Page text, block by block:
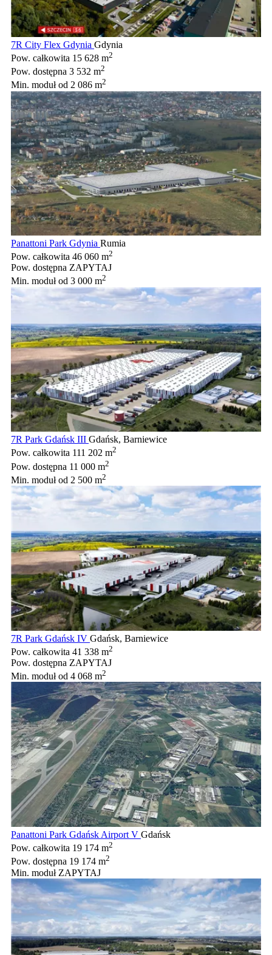
7R City Flex Gdynia Gdynia
Pow. całkowita 15 628 m2
Pow. dostępna 3 532 m2
Min. modułod 2 086 m2
Panattoni Park Gdynia Rumia
Pow. całkowita 46 060 m2
Pow. dostępna ZAPYTAJ
Min. modułod 3 000 m2
7R Park Gdańsk III Gdańsk, Barniewice
Pow. całkowita 111 202 m2
Pow. dostępna 11 000 m2
Min. modułod 2 500 m2
7R Park Gdańsk IV Gdańsk, Barniewice
Pow. całkowita 41 338 m2
Pow. dostępna ZAPYTAJ
Min. modułod 4 068 m2
Panattoni Park Gdańsk Airport V Gdańsk
Pow. całkowita 19 174 m2
Pow. dostępna 19 174 m2
Min. moduł ZAPYTAJ